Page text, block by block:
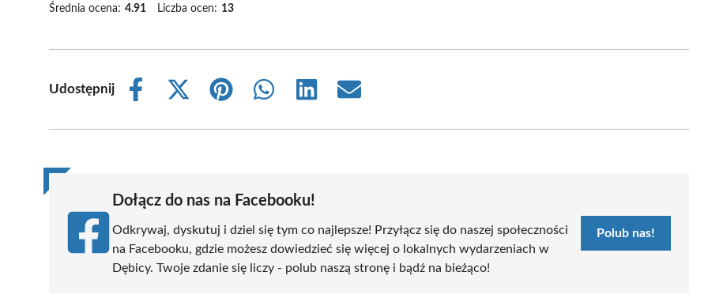
Średnia ocena: 4.91 Liczba ocen: 13
Udostępnij
Share
Share
(Twitter)
Share
Share
Share
Share
Dołącz do nas na Facebooku!
Odkrywaj, dyskutuj i dziel się tym co najlepsze! Przyłącz się do naszej społeczności
na Facebooku, gdzie możesz dowiedzieć się więcej o lokalnych wydarzeniach w
Dębicy. Twoje zdanie się liczy - polub naszą stronę i bądź na bieżąco!
Polub nas!